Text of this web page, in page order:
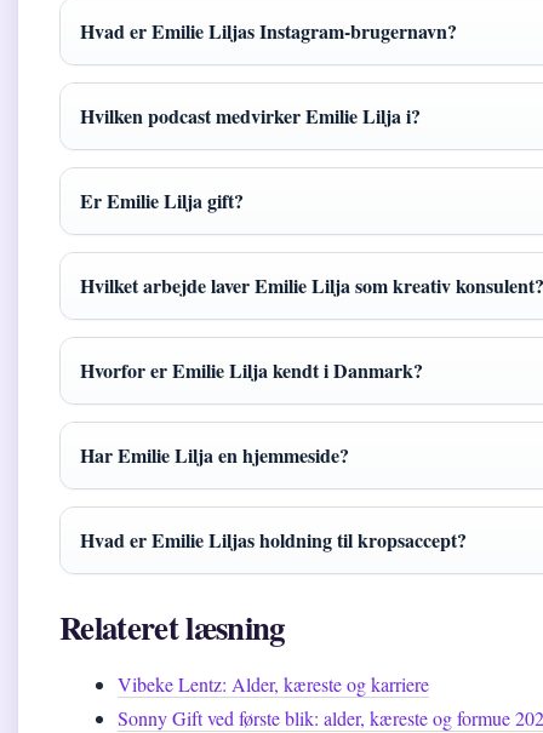
Hvad er Emilie Liljas Instagram-brugernavn?
Hvilken podcast medvirker Emilie Lilja i?
Er Emilie Lilja gift?
Hvilket arbejde laver Emilie Lilja som kreativ konsulent?
Hvorfor er Emilie Lilja kendt i Danmark?
Har Emilie Lilja en hjemmeside?
Hvad er Emilie Liljas holdning til kropsaccept?
Relateret læsning
Vibeke Lentz: Alder, kæreste og karriere
Sonny Gift ved første blik: alder, kæreste og formue